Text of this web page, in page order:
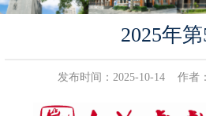
2025年
发布时间：2025-10-14 作者：